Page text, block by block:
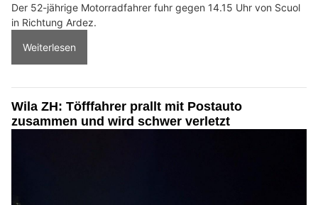
Der 52-jährige Motorradfahrer fuhr gegen 14.15 Uhr von Scuol
in Richtung Ardez.
Weiterlesen
Wila ZH: Töfffahrer prallt mit Postauto
zusammen und wird schwer verletzt